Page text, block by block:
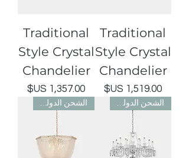
Traditional
Style Crystal
Chandelier
السعر
Traditional
Style Crystal
Chandelier
السعر
الشحن الدولي مجاني الشحن الدولي مجاني